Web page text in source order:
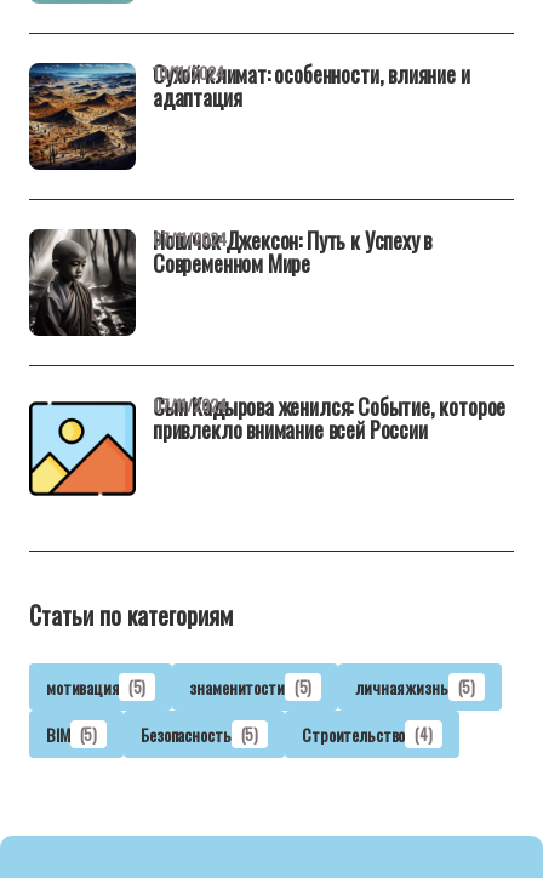
Сухой климат: особенности, влияние и
адаптация
10/11/2024
Новичок Джексон: Путь к Успеху в
Современном Мире
07/11/2024
Сын Кадырова женился: Событие, которое
привлекло внимание всей России
07/11/2024
Статьи по категориям
мотивация (5) знаменитости (5) личная жизнь (5)
BIM (5) Безопасность (5) Строительство (4)